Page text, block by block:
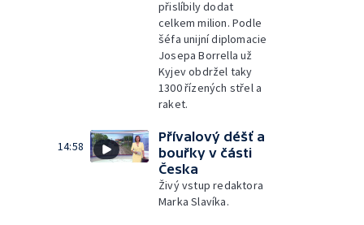
přislíbily dodat
celkem milion. Podle
šéfa unijní diplomacie
Josepa Borrella už
Kyjev obdržel taky
1300 řízených střel a
raket.
14:58
Přívalový déšť a
bouřky v části
Česka
Živý vstup redaktora
Marka Slavíka.